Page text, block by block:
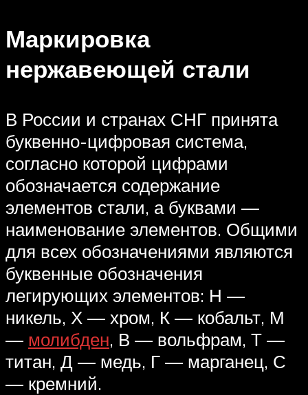
Маркировка
нержавеющей стали
В России и странах СНГ принята
буквенно-цифровая система,
согласно которой цифрами
обозначается содержание
элементов стали, а буквами —
наименование элементов. Общими
для всех обозначениями являются
буквенные обозначения
легирующих элементов: Н —
никель, Х — хром, К — кобальт, М
— молибден, В — вольфрам, Т —
титан, Д — медь, Г — марганец, С
— кремний.